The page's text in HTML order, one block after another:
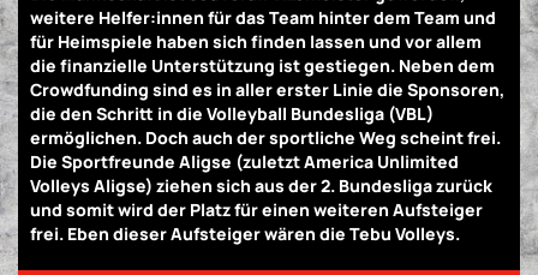
weitere Helfer:innen für das Team hinter dem Team und
für Heimspiele haben sich finden lassen und vor allem
die finanzielle Unterstützung ist gestiegen. Neben dem
Crowdfunding sind es in aller erster Linie die Sponsoren,
die den Schritt in die Volleyball Bundesliga (VBL)
ermöglichen. Doch auch der sportliche Weg scheint frei.
Die Sportfreunde Aligse (zuletzt America Unlimited
Volleys Aligse) ziehen sich aus der 2. Bundesliga zurück
und somit wird der Platz für einen weiteren Aufsteiger
frei. Eben dieser Aufsteiger wären die Tebu Volleys.